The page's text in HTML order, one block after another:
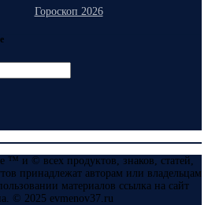
Гороскоп 2026
и © всех продуктов, знаков, статей,
принадлежат авторам или владельцам
материалов ссылка на сайт
© 2025 evmenov37.ru